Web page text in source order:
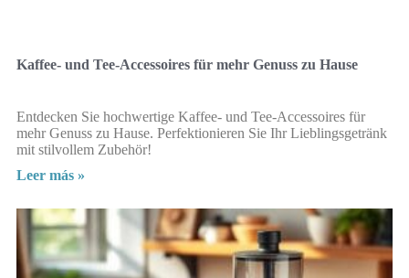
Kaffee- und Tee-Accessoires für mehr Genuss zu Hause
Entdecken Sie hochwertige Kaffee- und Tee-Accessoires für
mehr Genuss zu Hause. Perfektionieren Sie Ihr Lieblingsgetränk
mit stilvollem Zubehör!
Leer más »